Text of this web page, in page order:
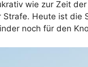
wie zur Zeit
Heute ist die
noch für den